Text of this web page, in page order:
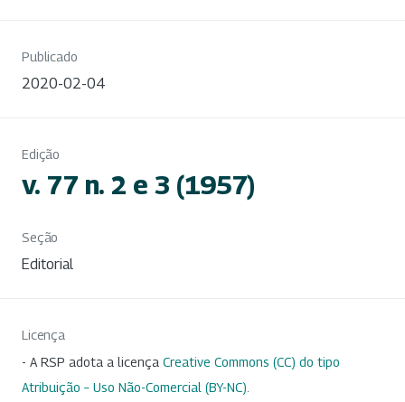
Publicado
2020-02-04
Edição
v. 77 n. 2 e 3 (1957)
Seção
Editorial
Licença
- A RSP adota a licença Creative Commons (CC) do tipo
Atribuição – Uso Não-Comercial (BY-NC)